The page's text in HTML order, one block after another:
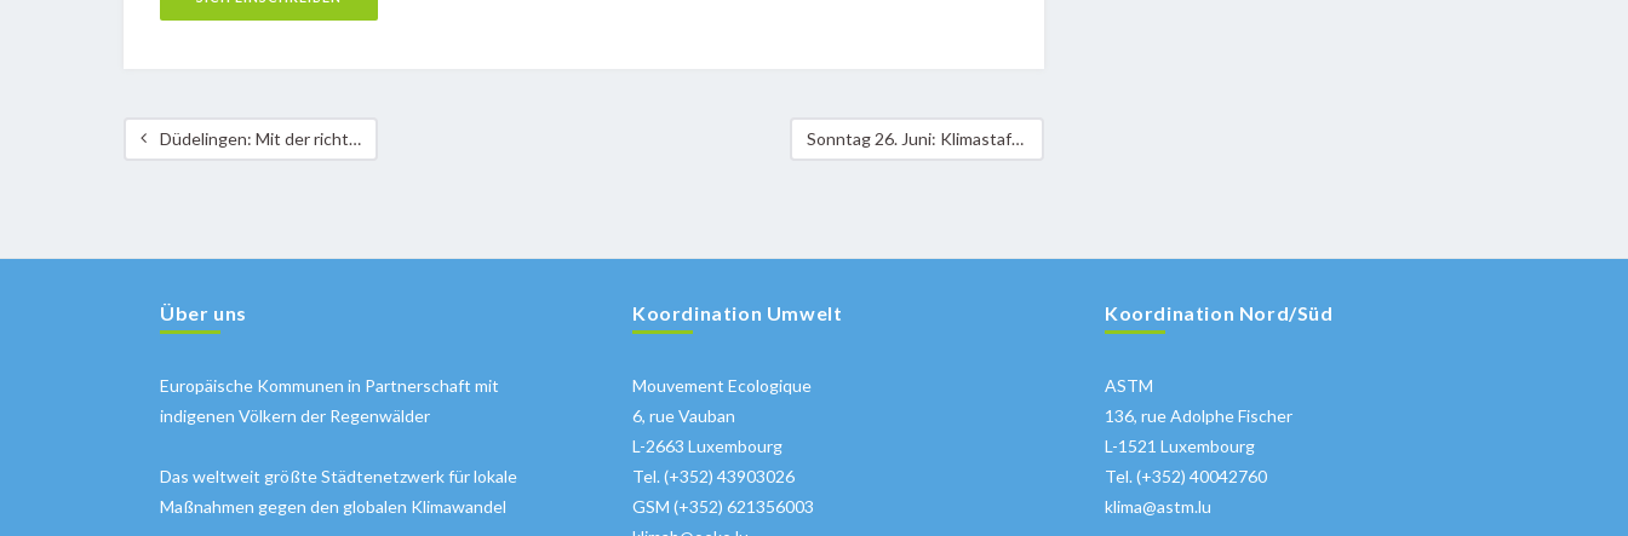
Düdelingen: Mit der richtigen Einstellung zu mehr Energieeffizienz Sonntag 26. Juni: Klimastaffel im Uelzechtdall
Über uns
Europäische Kommunen in Partnerschaft mit
indigenen Völkern der Regenwälder
Das weltweit größte Städtenetzwerk für lokale
Maßnahmen gegen den globalen Klimawandel
Koordination Umwelt
Mouvement Ecologique
6, rue Vauban
L-2663 Luxembourg
Tel. (+352) 43903026
GSM (+352) 621356003
Koordination Nord/Süd
ASTM
136, rue Adolphe Fischer
L-1521 Luxembourg
Tel. (+352) 40042760
klima@astm.lu